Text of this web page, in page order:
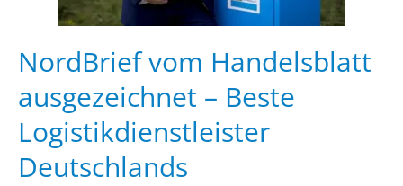
NordBrief vom Handelsblatt
ausgezeichnet – Beste
Logistikdienstleister
Deutschlands